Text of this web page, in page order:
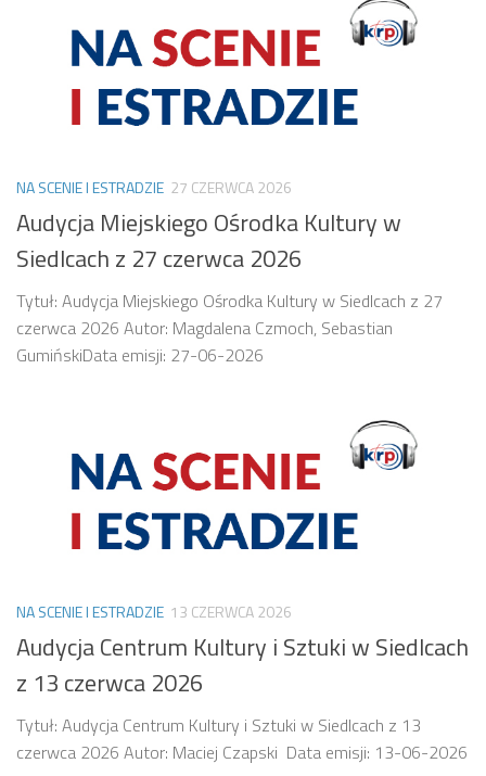
NA SCENIE I ESTRADZIE 27 CZERWCA 2026
Audycja Miejskiego Ośrodka Kultury w
Siedlcach z 27 czerwca 2026
Tytuł: Audycja Miejskiego Ośrodka Kultury w Siedlcach z 27
czerwca 2026 Autor: Magdalena Czmoch, Sebastian
GumińskiData emisji: 27-06-2026
NA SCENIE I ESTRADZIE 13 CZERWCA 2026
Audycja Centrum Kultury i Sztuki w Siedlcach
z 13 czerwca 2026
Tytuł: Audycja Centrum Kultury i Sztuki w Siedlcach z 13
czerwca 2026 Autor: Maciej Czapski Data emisji: 13-06-2026